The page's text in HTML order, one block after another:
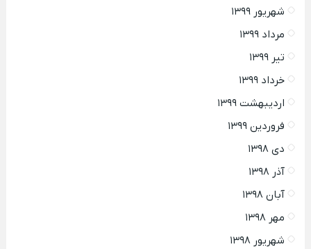
شهریور ۱۳۹۹
مرداد ۱۳۹۹
تیر ۱۳۹۹
خرداد ۱۳۹۹
اردیبهشت ۱۳۹۹
فروردین ۱۳۹۹
دی ۱۳۹۸
آذر ۱۳۹۸
آبان ۱۳۹۸
مهر ۱۳۹۸
شهریور ۱۳۹۸